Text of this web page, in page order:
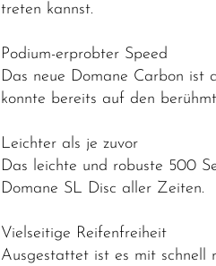
treten kannst.
Podium-erprobter Speed
Das neue Domane Carbon ist
konnte bereits auf den
Leichter als je zuvor
Das leichte und robuste 500
Domane SL Disc aller Zeiten.
Vielseitige Reifenfreiheit
Ausgestattet ist es mit schnell